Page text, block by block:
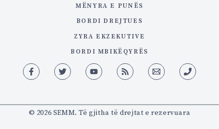
MËNYRA E PUNËS
BORDI DREJTUES
ZYRA EKZEKUTIVE
BORDI MBIKËQYRËS
© 2026 SEMM. Të gjitha të drejtat e rezervuara